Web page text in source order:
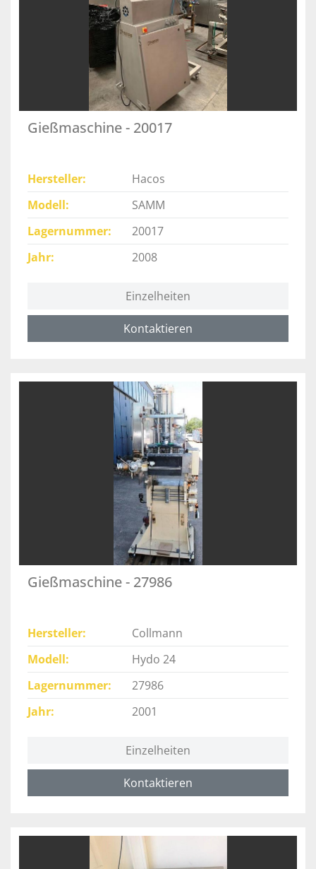
Gießmaschine - 20017
Hersteller
Hacos
Modell
SAMM
Lagernummer
20017
Jahr
2008
Einzelheiten
Kontaktieren
Gießmaschine - 27986
Hersteller
Collmann
Modell
Hydo 24
Lagernummer
27986
Jahr
2001
Einzelheiten
Kontaktieren